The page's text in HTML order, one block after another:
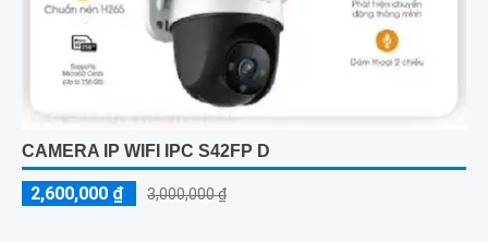
CAMERA IP WIFI IPC S42FP D
2,600,000 ₫ 3,000,000 ₫